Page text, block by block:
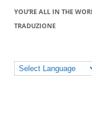
YOU’RE ALL IN THE
TRADUZIONE